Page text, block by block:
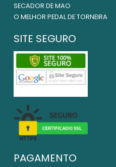
SECADOR DE MAO
O MELHOR PEDAL DE TORNEIRA
SITE SEGURO
PAGAMENTO